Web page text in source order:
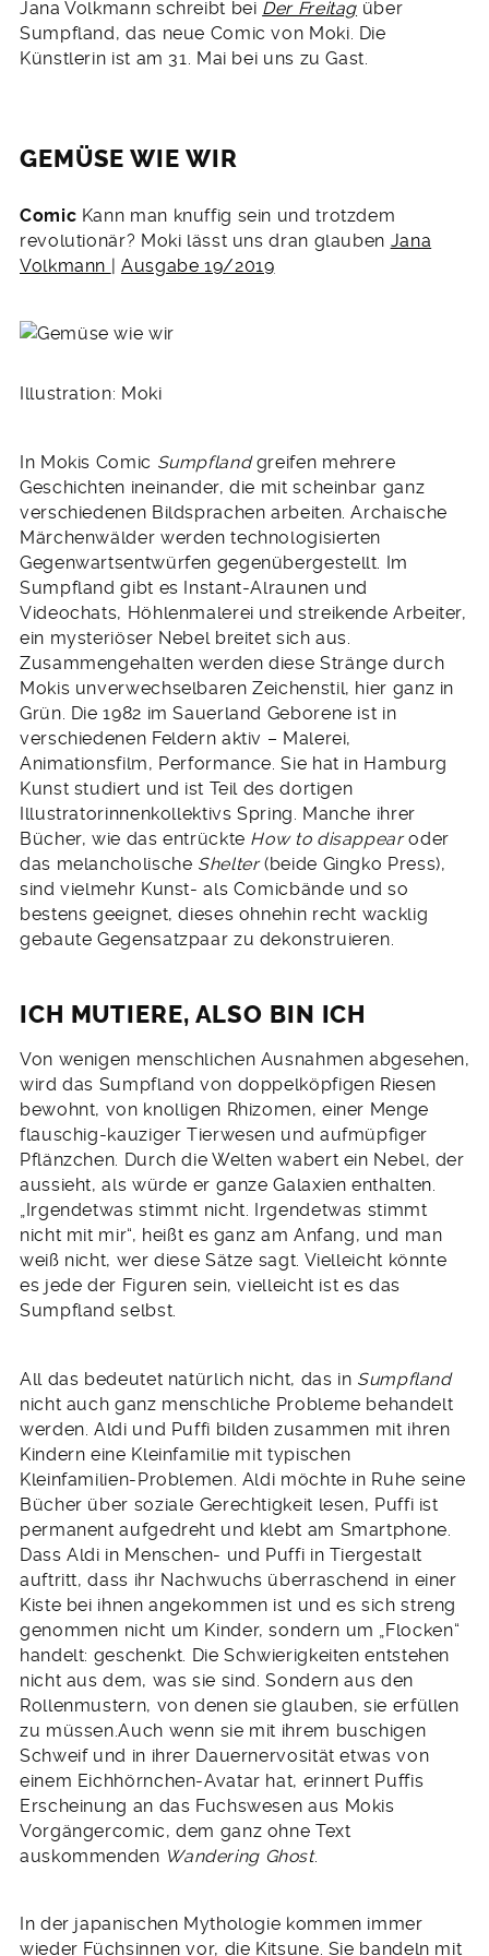
Jana Volkmann schreibt bei Der Freitag über
Sumpfland, das neue Comic von Moki. Die
Künstlerin ist am 31. Mai bei uns zu Gast.
GEMÜSE WIE WIR
Comic Kann man knuffig sein und trotzdem
revolutionär? Moki lässt uns dran glauben Jana
Volkmann | Ausgabe 19/2019
Illustration: Moki
In Mokis Comic Sumpflandgreifen mehrere
Geschichten ineinander, die mit scheinbar ganz
verschiedenen Bildsprachen arbeiten. Archaische
Märchenwälder werden technologisierten
Gegenwartsentwürfen gegenübergestellt. Im
Sumpfland gibt es Instant-Alraunen und
Videochats, Höhlenmalerei und streikende Arbeiter,
ein mysteriöser Nebel breitet sich aus.
Zusammengehalten werden diese Stränge durch
Mokis unverwechselbaren Zeichenstil, hier ganz in
Grün. Die 1982 im Sauerland Geborene ist in
verschiedenen Feldern aktiv – Malerei,
Animationsfilm, Performance. Sie hat in Hamburg
Kunst studiert und ist Teil des dortigen
Illustratorinnenkollektivs Spring. Manche ihrer
Bücher, wie das entrückte How to disappearoder
das melancholische Shelter(beide Gingko Press),
sind vielmehr Kunst- als Comicbände und so
bestens geeignet, dieses ohnehin recht wacklig
gebaute Gegensatzpaar zu dekonstruieren.
ICH MUTIERE, ALSO BIN ICH
Von wenigen menschlichen Ausnahmen abgesehen,
wird das Sumpfland von doppelköpfigen Riesen
bewohnt, von knolligen Rhizomen, einer Menge
flauschig-kauziger Tierwesen und aufmüpfiger
Pflänzchen. Durch die Welten wabert ein Nebel, der
aussieht, als würde er ganze Galaxien enthalten.
„Irgendetwas stimmt nicht. Irgendetwas stimmt
nicht mit mir“, heißt es ganz am Anfang, und man
weiß nicht, wer diese Sätze sagt. Vielleicht könnte
es jede der Figuren sein, vielleicht ist es das
Sumpfland selbst.
All das bedeutet natürlich nicht, das in Sumpfland
nicht auch ganz menschliche Probleme behandelt
werden. Aldi und Puffi bilden zusammen mit ihren
Kindern eine Kleinfamilie mit typischen
Kleinfamilien-Problemen. Aldi möchte in Ruhe seine
Bücher über soziale Gerechtigkeit lesen, Puffi ist
permanent aufgedreht und klebt am Smartphone.
Dass Aldi in Menschen- und Puffi in Tiergestalt
auftritt, dass ihr Nachwuchs überraschend in einer
Kiste bei ihnen angekommen ist und es sich streng
genommen nicht um Kinder, sondern um „Flocken“
handelt: geschenkt. Die Schwierigkeiten entstehen
nicht aus dem, was sie sind. Sondern aus den
Rollenmustern, von denen sie glauben, sie erfüllen
zu müssen.Auch wenn sie mit ihrem buschigen
Schweif und in ihrer Dauernervosität etwas von
einem Eichhörnchen-Avatar hat, erinnert Puffis
Erscheinung an das Fuchswesen aus Mokis
Vorgängercomic, dem ganz ohne Text
auskommenden Wandering Ghost.
In der japanischen Mythologie kommen immer
wieder Füchsinnen vor, die Kitsune. Sie bandeln mit